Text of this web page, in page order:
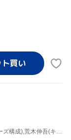
車田正美(原作),黒田洋介(シリーズ構成),荒木伸吾(キャラクターデザイン),高嶺竜児:森田成一,高嶺菊:田中理恵,剣崎順:置鮎龍太郎,香取石松:草尾毅,志那虎一城:石川英郎